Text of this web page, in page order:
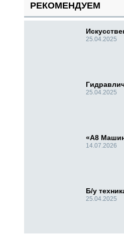
РЕКОМЕНДУЕМ
25.04.2025
25.04.2025
«А8
14.07.2026
Б/у
25.04.2025